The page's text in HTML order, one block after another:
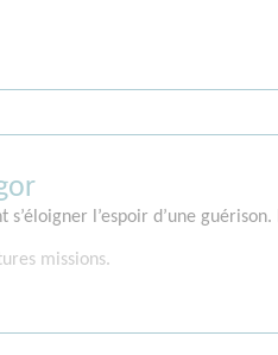
l’espoir d’une
missions.